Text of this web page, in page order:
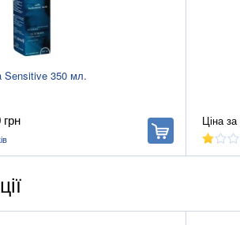
Sensitive 350 мл.
грн
В
корзину
Ціна